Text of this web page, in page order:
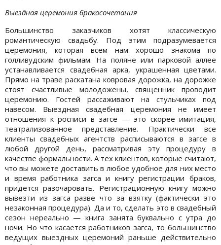
Выездная церемония бракосочетания
Большинство заказчиков хотят классическую
романтическую свадьбу. Под этим подразумевается
церемония, которая всем нам хорошо знакома по
голливудским фильмам. На поляне или парковой аллее
устанавливается свадебная арка, украшенная цветами.
Прямо на траве раскатана ковровая дорожка, на дорожке
стоят счастливые молодожены, священник проводит
церемонию. Гостей рассаживают на стульчиках под
навесом. Выездная свадебная церемония не имеет
отношения к росписи в загсе — это скорее имитация,
театрализованное представление. Практически все
клиенты свадебных агентств расписываются в загсе в
любой другой день, рассматривая эту процедуру в
качестве формальности. А тех клиентов, которые считают,
что вы можете доставить в любое удобное для них место
и время работника загса и книгу регистрации браков,
придется разочаровать. Регистрационную книгу можно
вывезти из загса разве что за взятку (фактически это
незаконная процедура). Да и то, сделать это в свадебный
сезон нереально — книга занята буквально с утра до
ночи. Но что касается работников загса, то большинство
ведущих выездных церемоний раньше действительно